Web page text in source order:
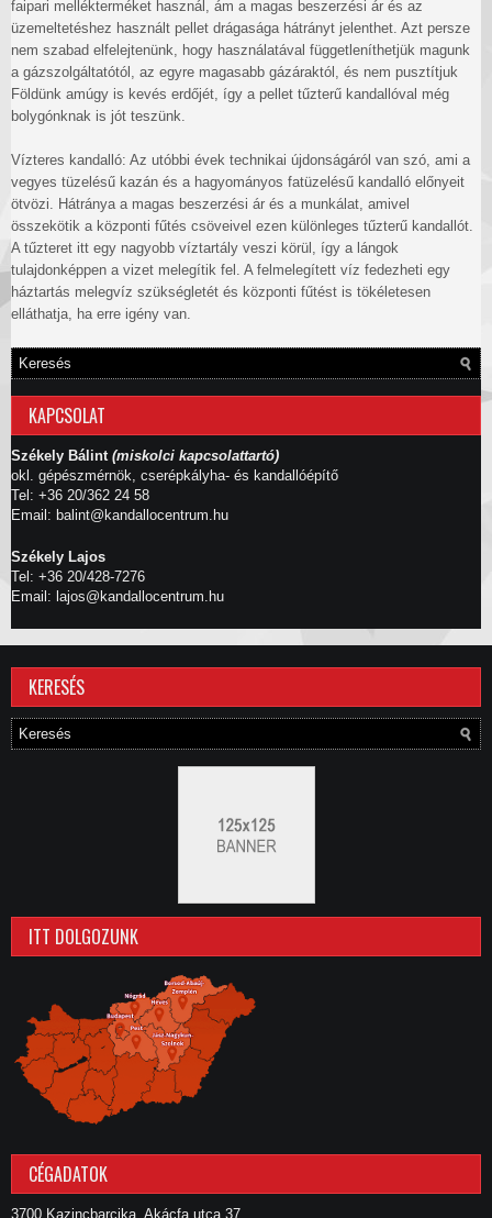
faipari mellékterméket használ, ám a magas beszerzési ár és az
üzemeltetéshez használt pellet drágasága hátrányt jelenthet. Azt persze
nem szabad elfelejtenünk, hogy használatával függetleníthetjük magunk
a gázszolgáltatótól, az egyre magasabb gázáraktól, és nem pusztítjuk
Földünk amúgy is kevés erdőjét, így a pellet tűzterű kandallóval még
bolygónknak is jót teszünk.
Vízteres kandalló: Az utóbbi évek technikai újdonságáról van szó, ami a
vegyes tüzelésű kazán és a hagyományos fatüzelésű kandalló előnyeit
ötvözi. Hátránya a magas beszerzési ár és a munkálat, amivel
összekötik a központi fűtés csöveivel ezen különleges tűzterű kandallót.
A tűzteret itt egy nagyobb víztartály veszi körül, így a lángok
tulajdonképpen a vizet melegítik fel. A felmelegített víz fedezheti egy
háztartás melegvíz szükségletét és központi fűtést is tökéletesen
elláthatja, ha erre igény van.
KAPCSOLAT
Székely Bálint (miskolci kapcsolattartó)
okl. gépészmérnök, cserépkályha- és kandallóépítő
Tel: +36 20/362 24 58
Email: balint@kandallocentrum.hu
Székely Lajos
Tel: +36 20/428-7276
Email: lajos@kandallocentrum.hu
KERESÉS
ITT DOLGOZUNK
CÉGADATOK
3700 Kazincbarcika, Akácfa utca 37.